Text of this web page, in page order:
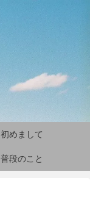
初めまして
普段のこと